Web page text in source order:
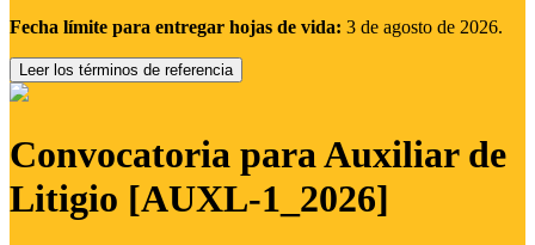
Fecha límite para entregar hojas de vida: 3 de agosto de 2026.
Leer los términos de referencia
Convocatoria para Auxiliar de
Litigio [AUXL-1_2026]